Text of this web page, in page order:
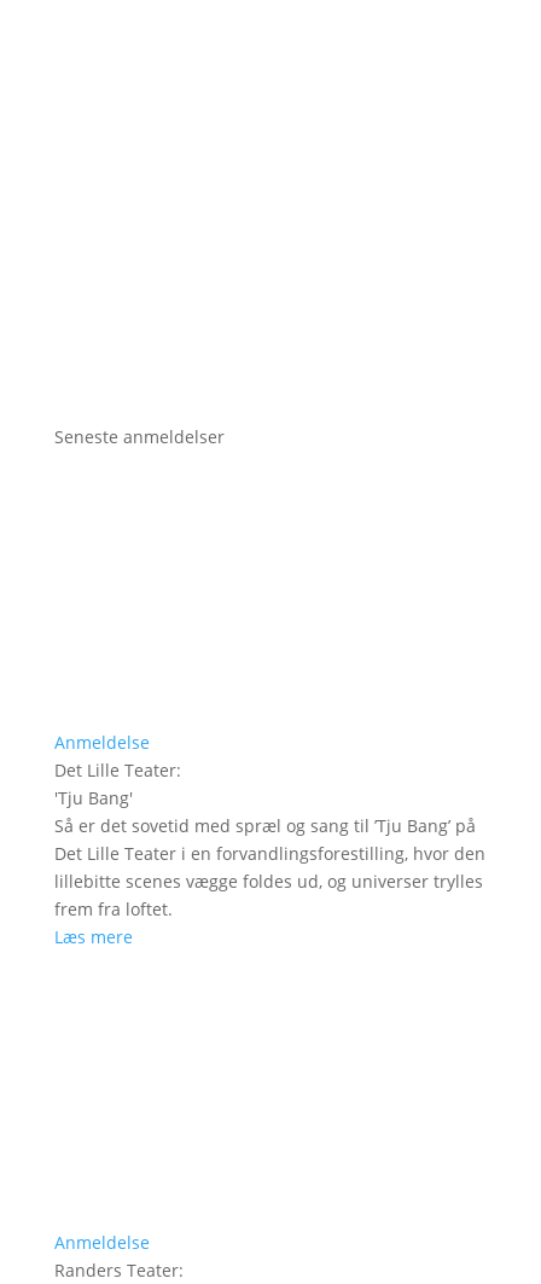
Seneste anmeldelser
Anmeldelse
Det Lille Teater:
'Tju Bang'
Så er det sovetid med spræl og sang til ’Tju Bang’ på
Det Lille Teater i en forvandlingsforestilling, hvor den
lillebitte scenes vægge foldes ud, og universer trylles
frem fra loftet.
Læs mere
Anmeldelse
Randers Teater: